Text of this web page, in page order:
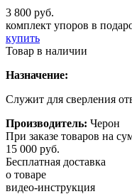
3 800 руб.
комплект упоров в
купить
Товар в наличии
Назначение:
Служит для сверления
Производитель: Черон
При заказе товаров на
15 000 руб.
Бесплатная доставка
о товаре
видео-инструкция